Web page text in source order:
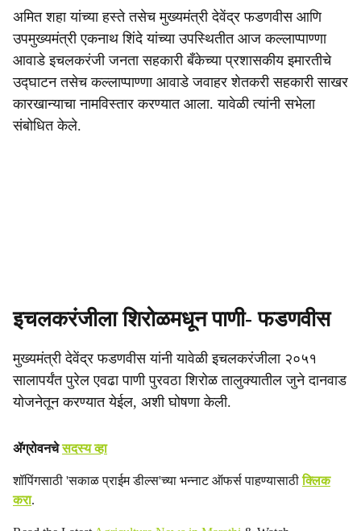
अमित शहा यांच्या हस्ते तसेच मुख्यमंत्री देवेंद्र फडणवीस आणि
उपमुख्यमंत्री एकनाथ शिंदे यांच्या उपस्थितीत आज कल्लाप्पाण्णा
आवाडे इचलकरंजी जनता सहकारी बँकेच्या प्रशासकीय इमारतीचे
उद्घाटन तसेच कल्लाप्पाण्णा आवाडे जवाहर शेतकरी सहकारी साखर
कारखान्याचा नामविस्तार करण्यात आला. यावेळी त्यांनी सभेला
संबोधित केले.
इचलकरंजीला शिरोळमधून पाणी- फडणवीस
मुख्यमंत्री देवेंद्र फडणवीस यांनी यावेळी इचलकरंजीला २०५१
सालापर्यंत पुरेल एवढा पाणी पुरवठा शिरोळ तालुक्यातील जुने दानवाड
योजनेतून करण्यात येईल, अशी घोषणा केली.
ॲग्रोवनचेसदस्य व्हा
शॉपिंगसाठी 'सकाळ प्राईम डील्स'च्या भन्नाट ऑफर्स पाहण्यासाठीक्लिक
करा.